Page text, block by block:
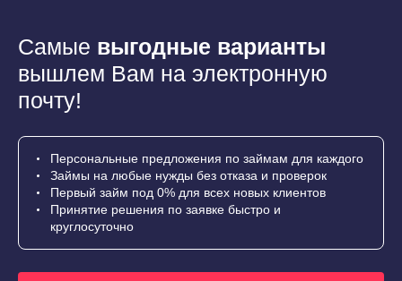
Самые выгодные варианты
вышлем Вам на электронную
почту!
Персональные предложения по займам для каждого
Займы на любые нужды без отказа и проверок
Первый займ под 0% для всех новых клиентов
Принятие решения по заявке быстро и
круглосуточно